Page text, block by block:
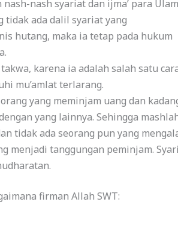
nash syariat dan ijma’ para
tidak ada dalil syariat yang
hutang, maka ia tetap pada hukum
karena ia adalah salah satu
mu’amlat terlarang.
yang meminjam uang dan
yang lainnya. Sehingga
tidak ada seorang pun yang
menjadi tanggungan peminjam.
firman Allah SWT: